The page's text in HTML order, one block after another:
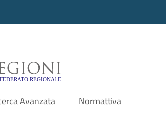
- Motore di
Avanzata Normattiva